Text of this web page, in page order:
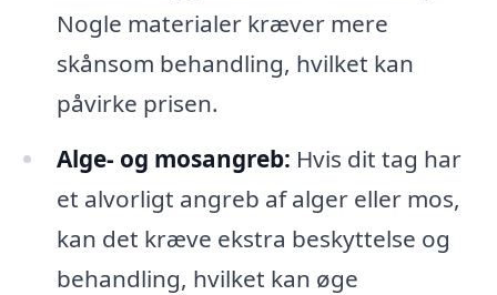
Nogle materialer kræver mere
skånsom behandling, hvilket kan
påvirke prisen.
Alge- og mosangreb: Hvis dit tag har
et alvorligt angreb af alger eller mos,
kan det kræve ekstra beskyttelse og
behandling, hvilket kan øge